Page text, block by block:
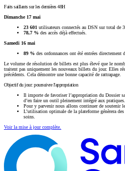
Faits saillants sur les dernières 48H
Dimanche 17 mai
23 601 utilisateurs connectés au DSN sur total de
78,7 % des accès déjà effectués.
Samedi 16 mai
89 % des ordonnances ont été entrées directement
Le volume de résolution de billets est plus élevé que le
traitent pas uniquement les nouveaux billets du jour. Elles
précédents. Cela démontre une bonne capacité de rattrapage.
Objectif du jour: poursuivre l'appropriation
Il importe de favoriser l’appropriation du Dossier
d’en faire un outil pleinement intégré aux pratiques.
Pour y parvenir nous allons continuer de soutenir
L’utilisation optimale de la plateforme génèrera
soins.
Voir la mise à jour complète.